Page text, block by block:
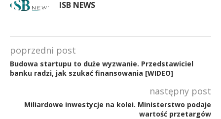
ISB NEWS
poprzedni post
Budowa startupu to duże wyzwanie. Przedstawiciel
banku radzi, jak szukać finansowania [WIDEO]
następny post
Miliardowe inwestycje na kolei. Ministerstwo podaje
wartość przetargów